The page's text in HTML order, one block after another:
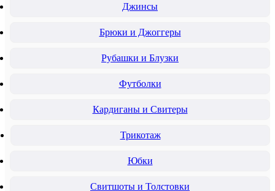
Джинсы
Брюки и Джоггеры
Рубашки и Блузки
Футболки
Кардиганы и Свитеры
Трикотаж
Юбки
Свитшоты и Толстовки